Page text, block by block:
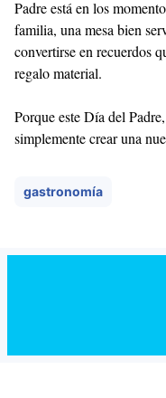
Padre está en los
familia, una mesa bien
convertirse en recuerdos
regalo material.
Porque este Día del
simplemente crear una
gastronomía